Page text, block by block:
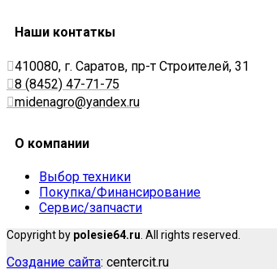
Наши контаткы
410080, г. Саратов, пр-т Строителей, 31
8 (8452) 47-71-75
midenagro@yandex.ru
О компании
Выбор техники
Покупка/Финансирование
Сервис/запчасти
Copyright by polesie64.ru . All rights reserved.
Создание сайта: centercit.ru